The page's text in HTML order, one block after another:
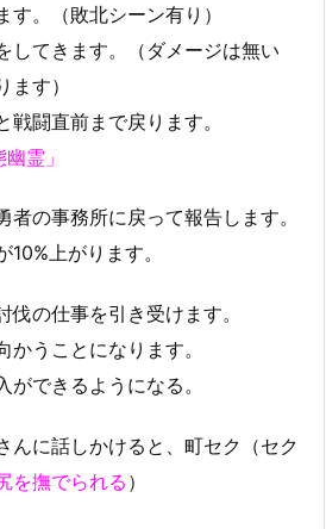
す。（敗北シーン有り）
してきます。（ダメージは無い
ます）
闘直前まで戻ります。
霊」
者の事務所に戻って報告します。
10%上がります。
伐の仕事を引き受けます。
うことになります。
できるようになる。
んに話しかけると、町セク（セク
を撫でられる ）